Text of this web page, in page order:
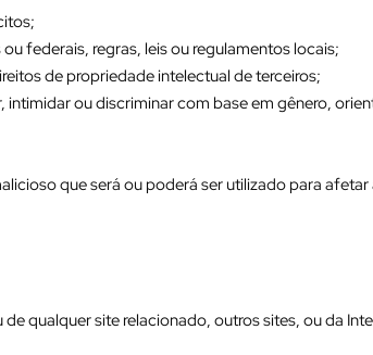
federais, regras, leis ou regulamentos locais;
de propriedade intelectual de terceiros;
ou discriminar com base em gênero,
que será ou poderá ser utilizado para
qualquer site relacionado, outros sites, ou da